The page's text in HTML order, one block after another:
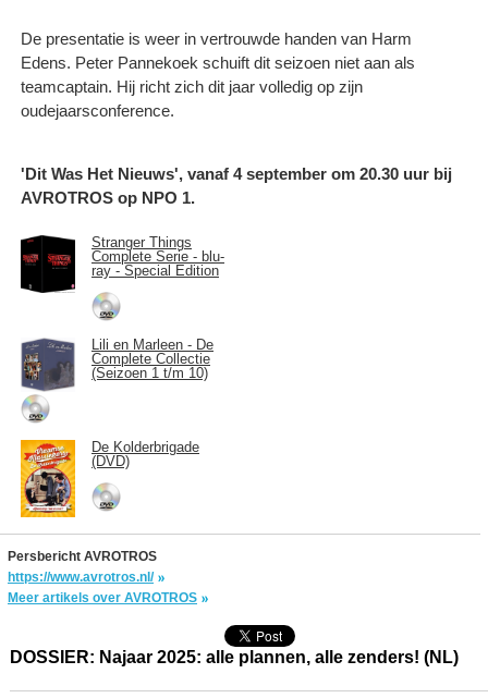
De presentatie is weer in vertrouwde handen van Harm
Edens. Peter Pannekoek schuift dit seizoen niet aan als
teamcaptain. Hij richt zich dit jaar volledig op zijn
oudejaarsconference.
'Dit Was Het Nieuws', vanaf 4 september om 20.30 uur bij
AVROTROS op NPO 1.
Stranger Things
Complete Serie - blu-
ray - Special Edition
Lili en Marleen - De
Complete Collectie
(Seizoen 1 t/m 10)
De Kolderbrigade
(DVD)
Persbericht AVROTROS
https://www.avrotros.nl/
Meer artikels over AVROTROS
DOSSIER: Najaar 2025: alle plannen, alle zenders! (NL)